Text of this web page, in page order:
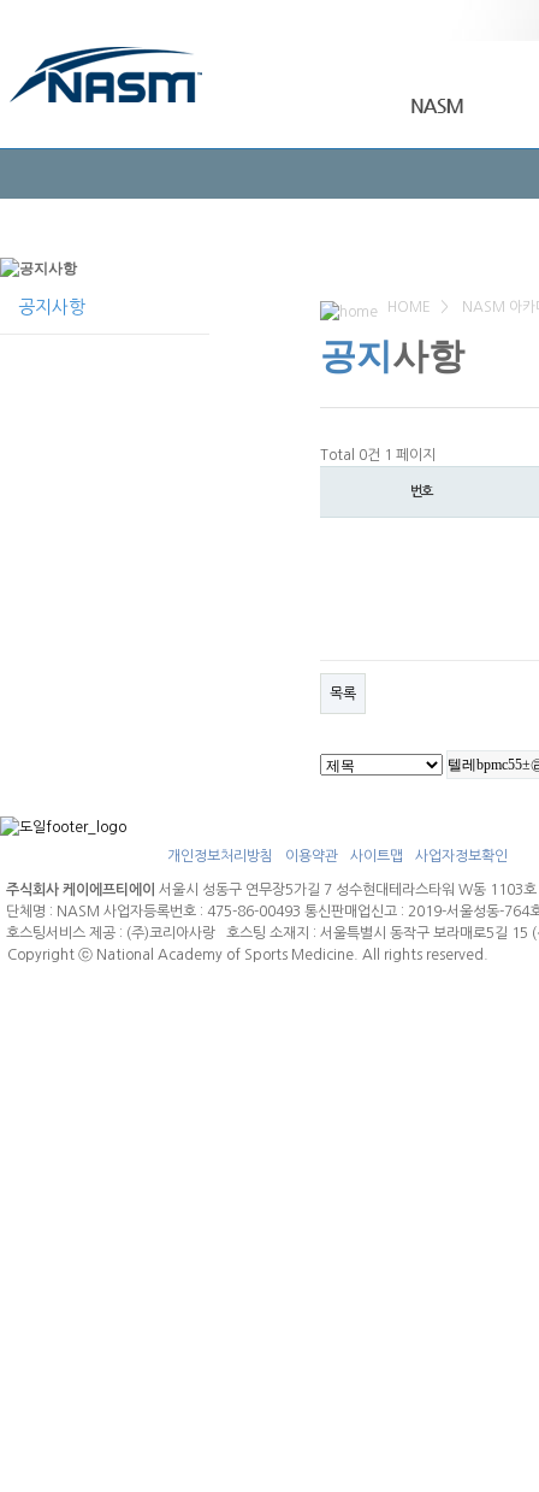
공지사항 HOME > NASM 아카
공지 사항
Total 0건 1 페이지
번호
목록
개인정보처리방침 이용약관 사이트맵 사업자정보확인
주식회사 케이에프티에이 서울시 성동구 연무장5가길 7 성수현대테라스타워 W동
단체명 : NASM 사업자등록번호 : 475-86-00493 통신판매업신고 : 2019-서울성동-764
호스팅서비스 제공 : (주)코리아사랑 호스팅 소재지 : 서울특별시 동작구 보라매로5길 15
Copyright ⓒ National Academy of Sports Medicine. All rights reserved.